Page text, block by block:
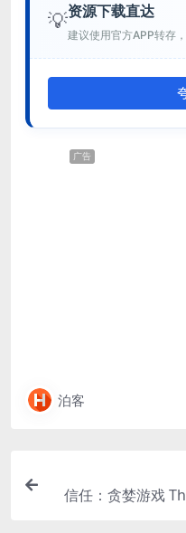
💡资源下载直达
建议使用官方APP转存
广告
泊客
信任：贪婪游戏